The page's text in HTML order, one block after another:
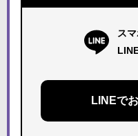
ス
LINEで